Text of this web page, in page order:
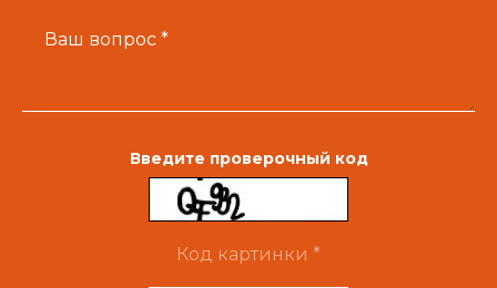
Ваш вопрос *
Введите проверочный код